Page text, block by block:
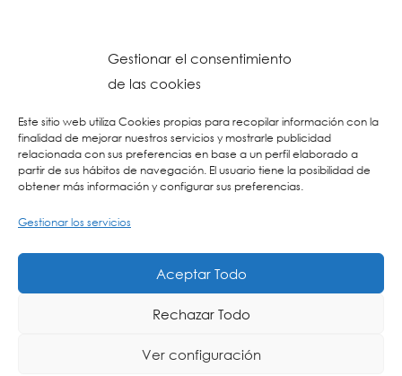
Gestionar el consentimiento
de las cookies
Este sitio web utiliza Cookies propias para recopilar información con la
finalidad de mejorar nuestros servicios y mostrarle publicidad
relacionada con sus preferencias en base a un perfil elaborado a
partir de sus hábitos de navegación. El usuario tiene la posibilidad de
obtener más información y configurar sus preferencias.
Gestionar los servicios
Aceptar Todo
Rechazar Todo
Ver configuración
Aviso Legal-Buzón Ético
La Consulta Creativa